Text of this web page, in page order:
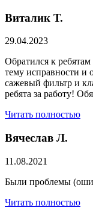
Виталик Т.
29.04.2023
Обратился к
тему исправности и
сажевый фильтр и
ребята за работу!
Читать полностью
Вячеслав Л.
11.08.2021
Были проблемы
Читать полностью